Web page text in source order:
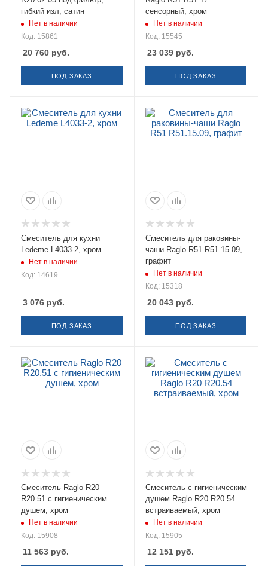
гибкий изл, сатин
Нет в наличии
Код: 15861
20 760 руб.
ПОД ЗАКАЗ
сенсорный, хром
Нет в наличии
Код: 15545
23 039руб.
ПОД ЗАКАЗ
Смеситель для кухни
Ledeme L4033-2, хром
Нет в наличии
Код: 14619
3 076 руб.
ПОД ЗАКАЗ
Смеситель для раковины-
чаши Raglo R51 R51.15.09,
графит
Нет в наличии
Код: 15318
20 043руб.
ПОД ЗАКАЗ
Смеситель Raglo R20
R20.51 с гигиеническим
душем, хром
Нет в наличии
Код: 15908
11 563 руб.
Смеситель с гигиеническим
душем Raglo R20 R20.54
встраиваемый, хром
Нет в наличии
Код: 15905
12 151руб.